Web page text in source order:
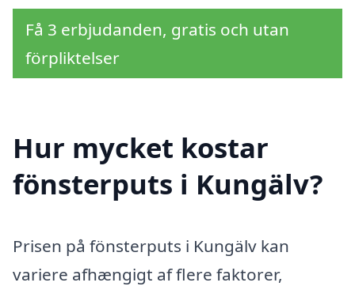
Få 3 erbjudanden, gratis och utan
förpliktelser
Hur mycket kostar
fönsterputs i Kungälv?
Prisen på fönsterputs i Kungälv kan
variere afhængigt af flere faktorer,